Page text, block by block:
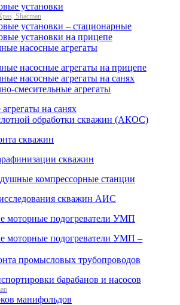
установки
Shacman
установки – стационарные
установки на прицепе
насосные агрегаты
насосные агрегаты на прицепе
насосные агрегаты на санях
смесительные агрегаты
на санях
обработки скважин (АКОС)
скважин
скважин
компрессорные станции
скважин АИС
моторные подогреватели УМП
моторные подогреватели УМП –
промысловых трубопроводов
барабанов и насосов
манифольдов